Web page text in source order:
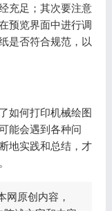
充足；其次要注意
预览界面中进行调
是否符合规范，以
如何打印机械绘图
能会遇到各种问
地实践和总结，才
网原创内容，